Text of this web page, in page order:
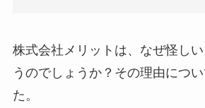
ユリ
株式会社メリットは、なぜ怪し
うのでしょうか？その理由につ
た。